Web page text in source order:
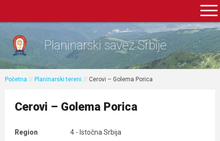
Planinarski savez Srbije
Početna // Planinarski tereni // Cerovi – Golema Porica
Cerovi – Golema Porica
Region
4 - Istočna Srbija